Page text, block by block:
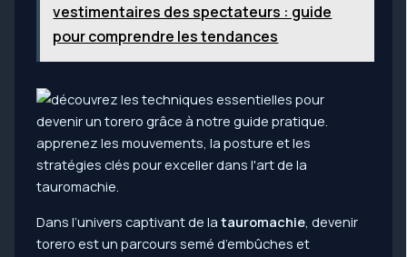
vestimentaires des spectateurs : guide
pour comprendre les tendances
Dans l’univers captivant de la tauromachie, devenir
torero est un parcours semé d’embûches et